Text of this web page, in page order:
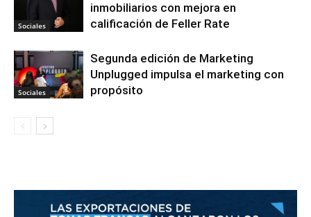
Sociales
inmobiliarios con mejora en
calificación de Feller Rate
Sociales
Segunda edición de Marketing
Unplugged impulsa el marketing con
propósito